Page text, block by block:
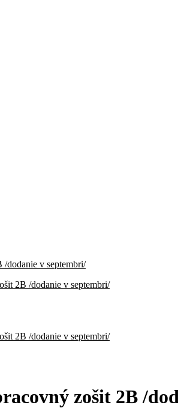
zošit 2B /